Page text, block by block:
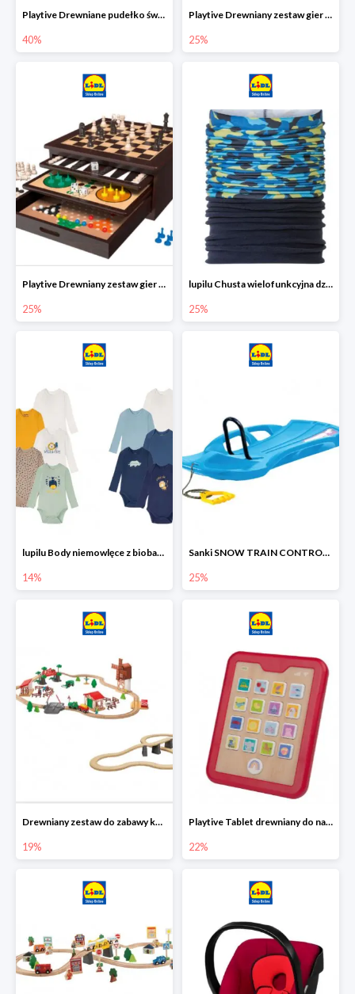
Playtive Drewniane pudełko świetlne MONTESSORI
40%
Playtive Drewniany zestaw gier 10 w 1
25%
Playtive Drewniany zestaw gier 10 w 1
25%
lupilu Chusta wielofunkcyjna dziecięca
25%
lupilu Body niemowlęce z biobawełny
14%
Sanki SNOW TRAIN CONTROL -25%
25%
Drewniany zestaw do zabawy kolejką - farma i wiadukt
19%
Playtive Tablet drewniany do nauki, interaktywny
22%